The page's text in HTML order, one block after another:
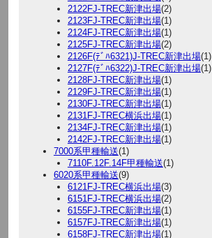
2122FJ-TREC新津出場(2)
2123FJ-TREC新津出場(1)
2124FJ-TREC新津出場(1)
2125FJ-TREC新津出場(2)
2126F(ﾃﾞﾊ6321)J-TREC新津出場(1)
2127F(ﾃﾞﾊ6322)J-TREC新津出場(1)
2128FJ-TREC新津出場(1)
2129FJ-TREC新津出場(1)
2130FJ-TREC新津出場(1)
2131FJ-TREC横浜出場(1)
2134FJ-TREC新津出場(1)
2142FJ-TREC新津出場(1)
7000系甲種輸送(1)
7110F.12F.14F甲種輸送(1)
6020系甲種輸送(9)
6121FJ-TREC横浜出場(3)
6151FJ-TREC横浜出場(2)
6155FJ-TREC新津出場(1)
6157FJ-TREC新津出場(1)
6158FJ-TREC新津出場(1)